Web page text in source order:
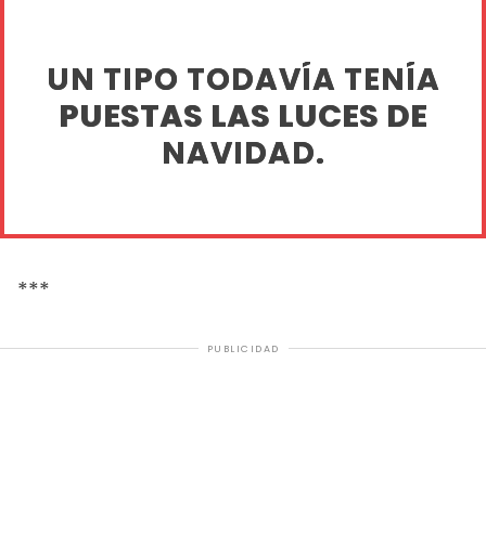
UN TIPO TODAVÍA TENÍA
PUESTAS LAS LUCES DE
NAVIDAD.
***
PUBLICIDAD